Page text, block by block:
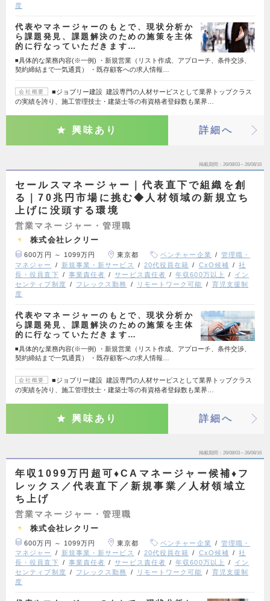
度
代表やマネージャーのもとで、現状分析か
ら課題発見、課題解決のための施策を主体
的に行なっていただきます…
◾️具体的な業務内容(※一例) ・新規営業（リスト作成、アプローチ、条件交渉、
契約締結まで一気通貫） ・既存顧客への求人情報…
会社概要
■ジョブリー建設 建設専門の人材サービスとして業界トップクラス
の実績を誇り、施工管理技士・建築士等の有資格者登録数も業界…
興味あり 詳細へ
掲載期間 26/08/03～26/08/16
セールスマネージャー｜代表直下で組織を創
る｜70兆円市場に挑む◆人材領域の新規立ち
上げに没頭する環境
営業マネージャー・管理職
株式会社レクリー
600万円 ～ 1099万円 東京都 ベンチャー企業
管理職・
マネジャー
新規事業・新サービス 20代役員在籍 CxO候補
社
長・役員直下
事業責任者 サービス責任者 年収600万以上
イン
センティブ制度
フレックス勤務 リモートワーク可能
育児支援制
度
代表やマネージャーのもとで、現状分析か
ら課題発見、課題解決のための施策を主体
的に行なっていただきます…
◾️具体的な業務内容(※一例) ・新規営業（リスト作成、アプローチ、条件交渉、
契約締結まで一気通貫） ・既存顧客への求人情報…
会社概要
■ジョブリー建設 建設専門の人材サービスとして業界トップクラス
の実績を誇り、施工管理技士・建築士等の有資格者登録数も業界…
興味あり 詳細へ
掲載期間 26/08/03～26/08/16
年収1099万円超可♦CAマネージャー候補♦フ
レックス／代表直下／新規事業／人材領域立
ち上げ
営業マネージャー・管理職
株式会社レクリー
600万円 ～ 1099万円 東京都 ベンチャー企業
管理職・
マネジャー
新規事業・新サービス 20代役員在籍 CxO候補
社
長・役員直下
事業責任者 サービス責任者 年収600万以上
イン
センティブ制度
フレックス勤務 リモートワーク可能
育児支援制
度